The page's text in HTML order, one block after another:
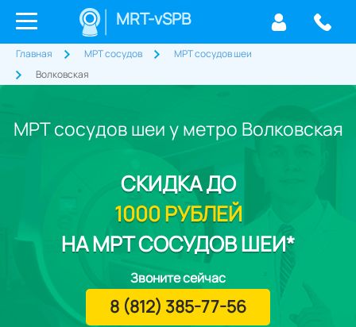
MRT-vSPB
Главная МРТ сосудов
МРТ сосудов шеи
Волковская
МРТ сосудов шеи у метро Волковская
СКИДКАДО
1000 РУБЛЕЙ
НА МРТ СОСУДОВ ШЕИ*
Звоните сейчас
8 (812) 385-77-56